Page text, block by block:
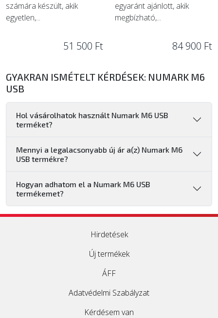
számára készült, akik
egyetlen,...
51 500 Ft
egyaránt ajánlott, akik
megbízható,...
84 900 Ft
GYAKRAN ISMÉTELT KÉRDÉSEK: NUMARK M6
USB
Hol vásárolhatok használt Numark M6 USB
terméket?
Mennyi a legalacsonyabb új ár a(z) Numark M6
USB termékre?
Hogyan adhatom el a Numark M6 USB
termékemet?
Hirdetések
Új termékek
ÁFF
Adatvédelmi Szabályzat
Kérdésem van